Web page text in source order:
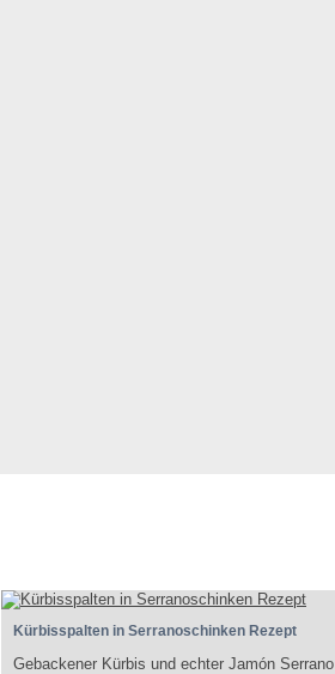
Kürbisspalten in Serranoschinken Rezept
Gebackener Kürbis und echter Jamón Serrano